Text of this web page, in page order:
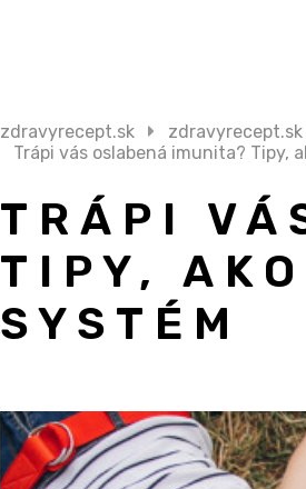
zdravyrecept.sk zdravyrecept.sk
Trápi vás oslabená imunita? Tipy,
TRÁPI
TIPY,
SYSTÉM